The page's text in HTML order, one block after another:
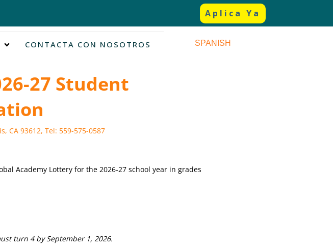
Now accepting applications for 2026-27
Aplica Ya
CONTACTA CON NOSOTROS SPANISH